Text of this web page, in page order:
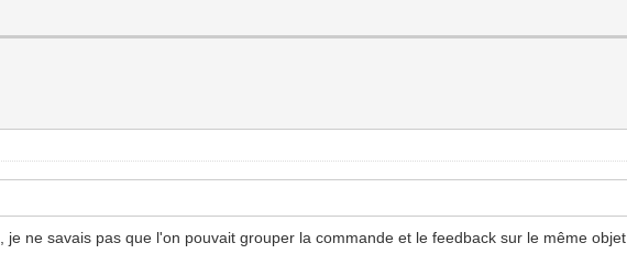
ne savais pas que l'on pouvait grouper la commande et le feedback sur le même objet.